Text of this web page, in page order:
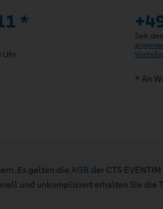
*
Uhr
Seit
* An
Es gelten die AGB der CTS
und unkompliziert erhalten Sie die